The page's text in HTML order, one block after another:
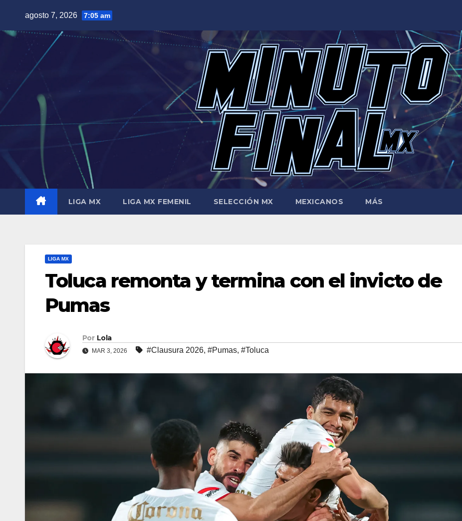
contenido
agosto 7, 2026 7:05 am
LIGA MX LIGA MX FEMENIL SELECCIÓN MX MEXICANOS MÁS
LIGA MX
Toluca remonta y termina con el invicto de
Pumas
Por Lola
MAR 3, 2026 #Clausura 2026, #Pumas, #Toluca